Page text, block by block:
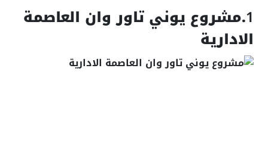
1.مشروع يوني تاور وان العاصمة
الادارية